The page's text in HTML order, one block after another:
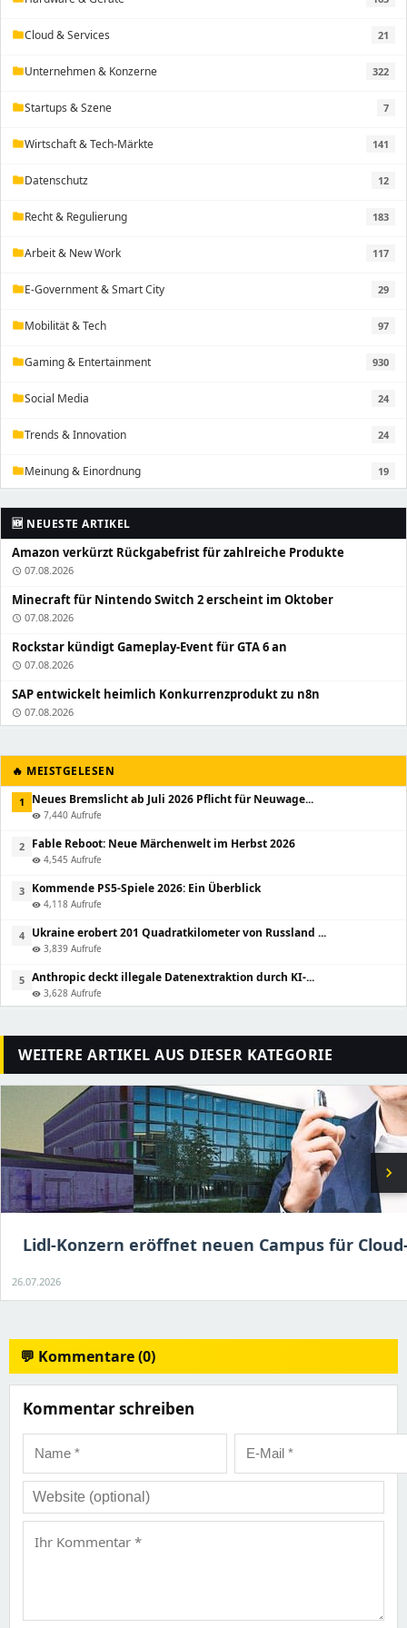
folderCloud & Services 21
folderUnternehmen & Konzerne 322
folderStartups & Szene 7
folderWirtschaft & Tech-Märkte 141
folderDatenschutz 12
folderRecht & Regulierung 183
folderArbeit & New Work 117
folderE-Government & Smart City 29
folderMobilität & Tech 97
folderGaming & Entertainment 930
folderSocial Media 24
folderTrends & Innovation 24
folderMeinung & Einordnung 19
🆕 NEUESTE ARTIKEL
Amazon verkürzt Rückgabefrist für zahlreiche Produkte
schedule 07.08.2026
Minecraft für Nintendo Switch 2 erscheint im Oktober
schedule 07.08.2026
Rockstar kündigt Gameplay-Event für GTA 6 an
schedule 07.08.2026
SAP entwickelt heimlich Konkurrenzprodukt zu n8n
schedule 07.08.2026
🔥 MEISTGELESEN
1 Neues Bremslicht ab Juli 2026 Pflicht für Neuwage...
visibility 7,440 Aufrufe
2 Fable Reboot: Neue Märchenwelt im Herbst 2026
visibility 4,545 Aufrufe
3 Kommende PS5-Spiele 2026: Ein Überblick
visibility 4,118 Aufrufe
4 Ukraine erobert 201 Quadratkilometer von Russland ...
visibility 3,839 Aufrufe
5 Anthropic deckt illegale Datenextraktion durch KI-...
visibility 3,628 Aufrufe
WEITERE ARTIKEL AUS DIESER KATEGORIE
chevron_right
Lidl-Konzern eröffnet neuen Campus für
26.07.2026
💬 Kommentare (0)
Kommentar schreiben